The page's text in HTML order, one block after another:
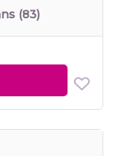
(83)